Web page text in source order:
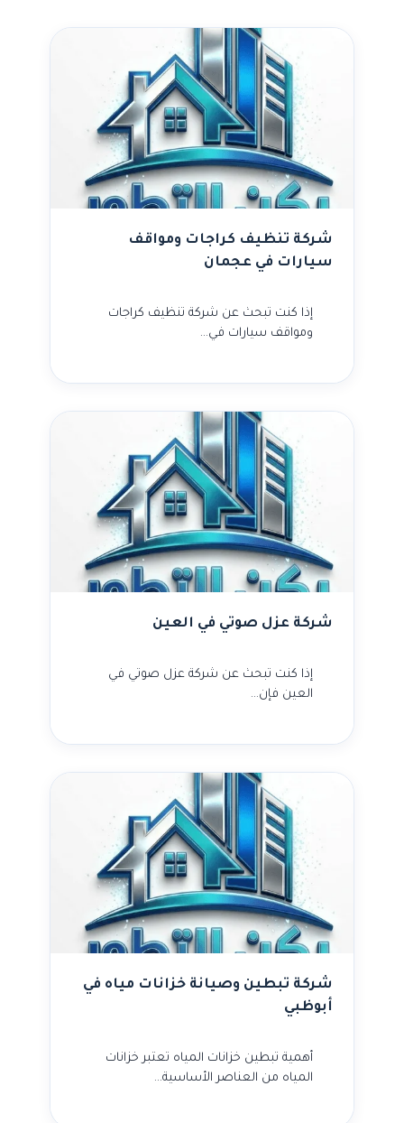
شركة تنظيف كراجات ومواقف
سيارات في عجمان
إذا كنت تبحث عن شركة تنظيف كراجات
ومواقف سيارات في…
شركة عزل صوتي في العين
إذا كنت تبحث عن شركة عزل صوتي في
العين فإن…
شركة تبطين وصيانة خزانات مياه في
أبوظبي
أهمية تبطين خزانات المياه تعتبر خزانات
المياه من العناصر الأساسية…